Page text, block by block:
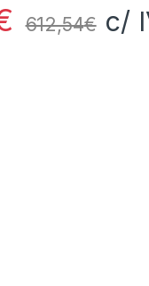
612,54€ c/